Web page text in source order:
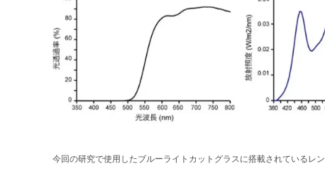
今回の研究で使用したブルーライトカットグラスに搭載されているレ